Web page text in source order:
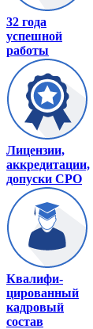
32 года
успешной
работы
Лицензии,
аккредитации,
допуски СРО
Квалифи-
цированный
кадровый
состав